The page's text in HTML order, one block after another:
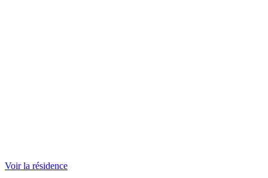
Voir la résidence